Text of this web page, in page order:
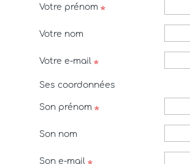
Votre prénom
Votre nom
Votre e-mail
Ses coordonnées
Son prénom
Son nom
Son e-mail